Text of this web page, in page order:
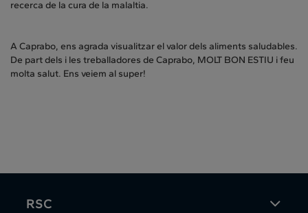
recerca de la cura de la malaltia.
A Caprabo, ens agrada visualitzar el valor dels aliments saludables.
De part dels i les treballadores de Caprabo, MOLT BON ESTIU i feu
molta salut. Ens veiem al super!
RSC